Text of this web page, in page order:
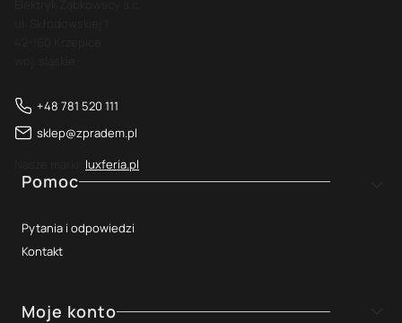
+48 781 520 111
sklep@zpradem.pl
luxferia.pl
Linki w stopce
Pomoc
Pytania i odpowiedzi
Kontakt
Moje konto